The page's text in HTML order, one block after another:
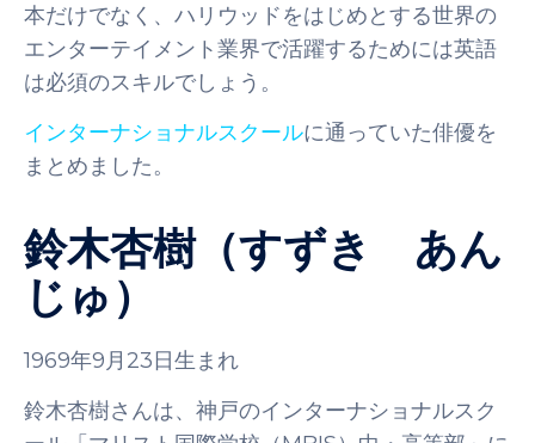
本だけでなく、ハリウッドをはじめとする世界の
エンターテイメント業界で活躍するためには英語
は必須のスキルでしょう。
インターナショナルスクールに通っていた俳優を
まとめました。
鈴木杏樹（すずき あん
じゅ）
1969年9月23日生まれ
鈴木杏樹さんは、神戸のインターナショナルスク